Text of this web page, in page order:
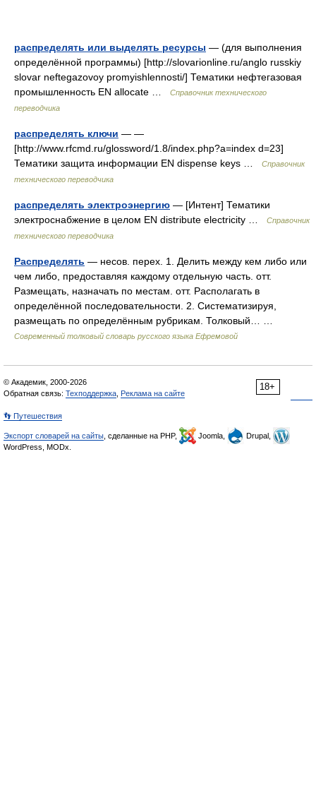
распределять или выделять ресурсы — (для выполнения
определённой программы) [http://slovarionline.ru/anglo russkiy
slovar neftegazovoy promyishlennosti/] Тематики нефтегазовая
промышленность EN allocate …
Справочник технического
переводчика
распределять ключи — —
[http://www.rfcmd.ru/glossword/1.8/index.php?a=index d=23]
Тематики защита информации EN dispense keys …
Справочник
технического переводчика
распределять электроэнергию — [Интент] Тематики
электроснабжение в целом EN distribute electricity …
Справочник
технического переводчика
Распределять — несов. перех. 1. Делить между кем либо или
чем либо, предоставляя каждому отдельную часть. отт.
Размещать, назначать по местам. отт. Располагать в
определённой последовательности. 2. Систематизируя,
размещать по определённым рубрикам. Толковый… …
Современный толковый словарь русского языка Ефремовой
18+
© Академик, 2000-2026
Обратная связь: Техподдержка Реклама на сайте
👣 Путешествия
Экспорт словарей на сайты , сделанные на PHP, Joomla,
Drupal,
WordPress, MODx.